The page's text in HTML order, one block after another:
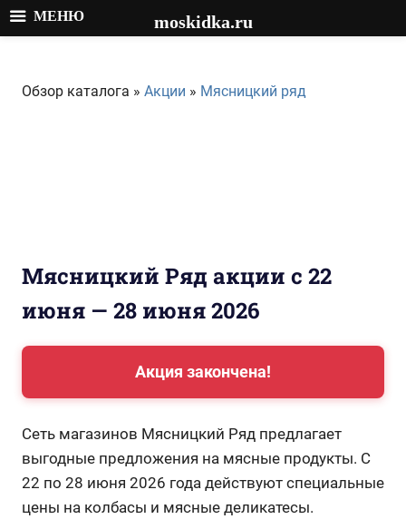
содержимому
Обзор каталога » Акции » Мясницкий ряд
Мясницкий Ряд акции с 22
июня — 28 июня 2026
Акция закончена!
Сеть магазинов Мясницкий Ряд предлагает
выгодные предложения на мясные продукты. С
22 по 28 июня 2026 года действуют специальные
цены на колбасы и мясные деликатесы.
МЕНЮ moskidka.ru